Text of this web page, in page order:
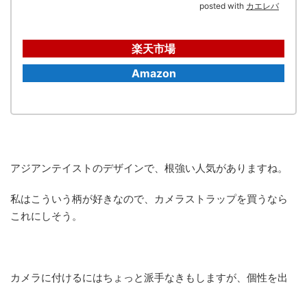
posted with カエレバ
楽天市場
Amazon
アジアンテイストのデザインで、根強い人気がありますね。
私はこういう柄が好きなので、カメラストラップを買うなら
これにしそう。
カメラに付けるにはちょっと派手なきもしますが、個性を出